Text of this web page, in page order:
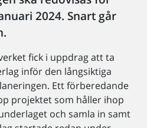
2024. Snart går
fick i uppdrag att ta
inför den långsiktiga
Ett förberedande
projektet som håller ihop
och samla in samt